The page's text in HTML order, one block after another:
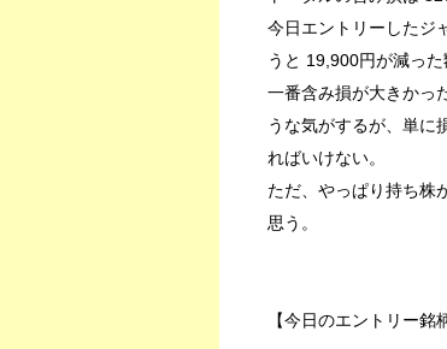
今日エントリーしたジ
うと 19,900円が減った
一番含み損が大きかっ
うな気がするが、単に
ればいけない。
ただ、やっぱり持ち株
思う。
【今日のエントリー銘